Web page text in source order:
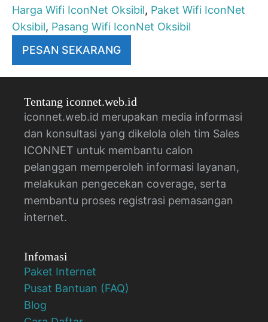
Harga Wifi IconNet Oksibil, Paket Wifi IconNet
Oksibil, Pasang Wifi IconNet Oksibil
PESAN SEKARANG
Tentang iconnet.web.id
iconnet.web.id merupakan media informasi
dan konsultasi yang dikelola oleh tim Sales
ICONNET untuk membantu calon
pelanggan memperoleh informasi layanan,
melakukan pengecekan coverage, serta
membantu proses registrasi pemasangan
internet.
Infomasi
Paket Internet
Pusat Bantuan (FAQ)
Blog